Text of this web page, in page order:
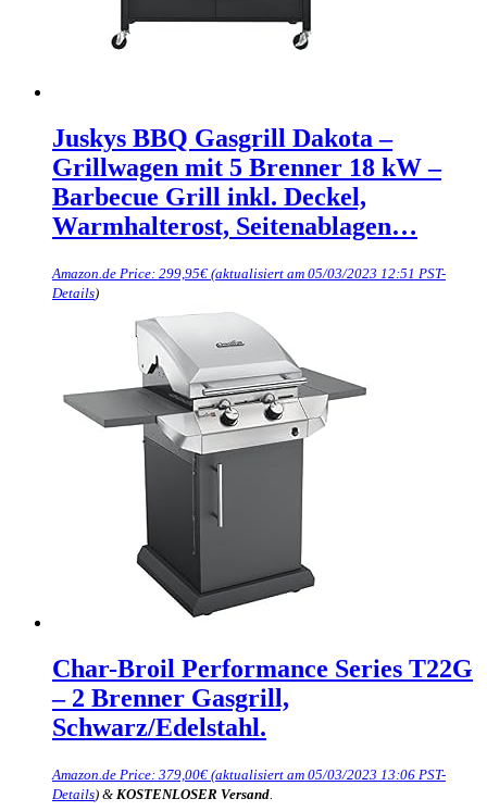
Juskys BBQ Gasgrill Dakota –
Grillwagen mit 5 Brenner 18 kW –
Barbecue Grill inkl. Deckel,
Warmhalterost, Seitenablagen…
Amazon.de Price: 299,95€ (aktualisiert am 05/03/2023 12:51 PST-
Details)
Char-Broil Performance Series T22G
– 2 Brenner Gasgrill,
Schwarz/Edelstahl.
Amazon.de Price: 379,00€ (aktualisiert am 05/03/2023 13:06 PST-
Details) & KOSTENLOSER Versand.